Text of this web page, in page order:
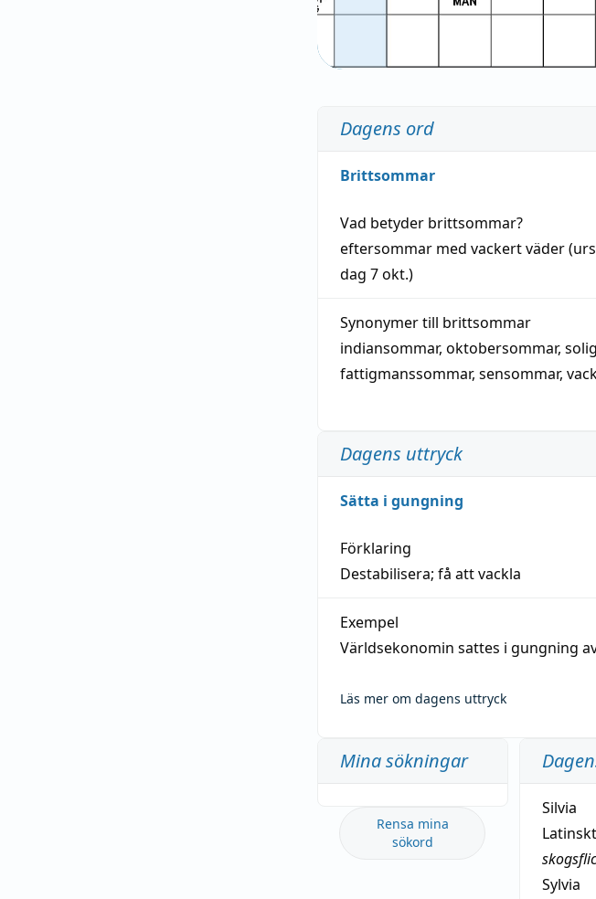
Dagens ord
Brittsommar
Vad betyder brittsommar?
eftersommar med vackertväder(
dag 7 okt.)
Synonymer till brittsommar
indiansommar, oktobersommar,
fattigmanssommar, sensommar,
Dagens uttryck
Sätta i gungning
Förklaring
Destabilisera; få att vackla
Exempel
Världsekonomin sattes i gungning
Läs mer om dagens uttryck
Mina sökningar
Rensa mina
sökord
Silvia
Sylvia